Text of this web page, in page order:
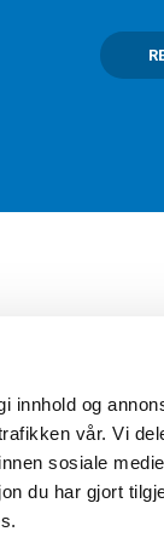
innhold og
vår. Vi
sosiale
du har gjort